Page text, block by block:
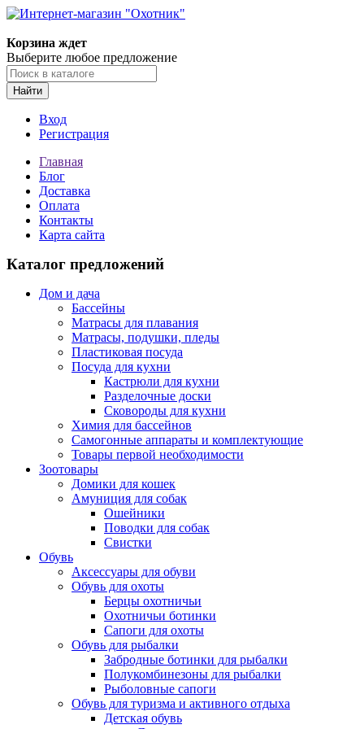
Корзина ждет
Выберите любое предложение
Найти
Вход
Регистрация
Главная
Блог
Доставка
Оплата
Контакты
Карта сайта
Каталог предложений
Дом и дача
Бассейны
Матрасы для плавания
Матрасы, подушки, пледы
Пластиковая посуда
Посуда для кухни
Кастрюли для кухни
Разделочные доски
Сковороды для кухни
Химия для бассейнов
Самогонные аппараты и комплектующие
Товары первой необходимости
Зоотовары
Домики для кошек
Амуниция для собак
Ошейники
Поводки для собак
Свистки
Обувь
Аксессуары для обуви
Обувь для охоты
Берцы охотничьи
Охотничьи ботинки
Сапоги для охоты
Обувь для рыбалки
Забродные ботинки для рыбалки
Полукомбинезоны для рыбалки
Рыболовные сапоги
Обувь для туризма и активного отдыха
Детская обувь